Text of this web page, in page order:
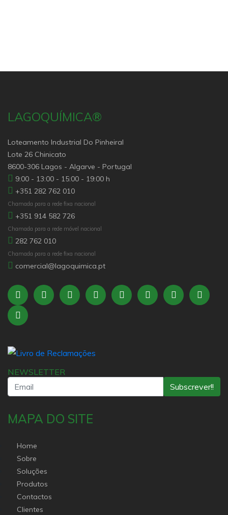
LAGOQUÍMICA®
Loteamento Industrial Do Pinheiral
Lote 26 Chinicato
8600-306 Lagos - Algarve - Portugal
9:00 - 13:00 - 15:00 - 19:00 h
+351 282 762 010
Chamada para a rede fixa nacional
+351 914 582 726
Chamada para a rede móvel nacional
282 762 010
Chamada para a rede fixa nacional
comercial@lagoquimica.pt
NEWSLETTER
Subscrever!!
MAPA DO SITE
Home
Sobre
Soluções
Produtos
Contactos
Clientes